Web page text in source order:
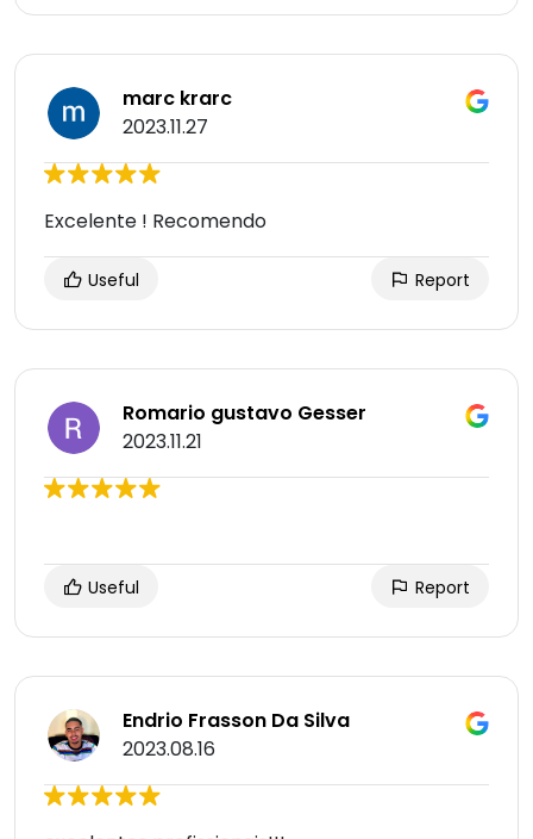
marc krarc
2023.11.27
Excelente ! Recomendo
Useful Report
Romario gustavo Gesser
2023.11.21
Useful Report
Endrio Frasson Da Silva
2023.08.16